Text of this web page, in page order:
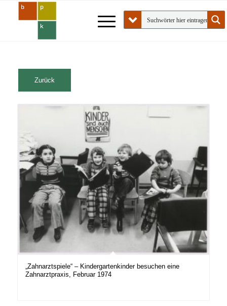
„Zahnarztspiele“ – Kindergartenkinder besuchen eine
Zahnarztpraxis, Februar 1974